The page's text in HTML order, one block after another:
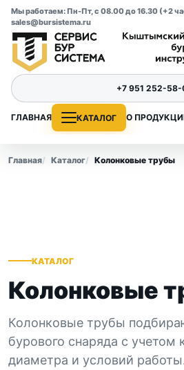
Мы работаем: Пн-Пт, с 08.00 до 16.30 (+2
sales@bursistema.ru
ГЛАВНАЯ КАТАЛОГ О
+7 951 252-58-
Главная Каталог Колонковые трубы
КАТАЛОГ
Колонковые
Колонковые трубы
бурового снаряда с учетом
диаметра и условий